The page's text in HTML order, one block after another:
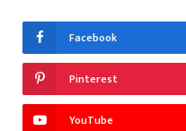
Facebook
Pinterest
YouTube